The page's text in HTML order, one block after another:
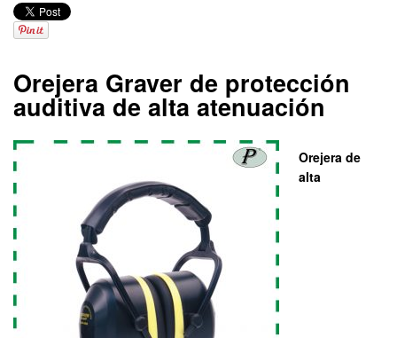
Orejera Graver de protección
auditiva de alta atenuación
Orejera de
alta